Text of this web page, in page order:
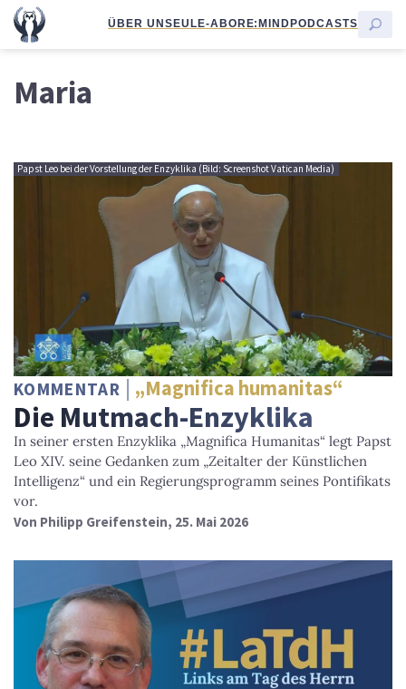
ÜBER UNSEULE-ABORE:MINDPODCASTS
Maria
Papst Leo bei der Vorstellung der Enzyklika (Bild: Screenshot Vatican Media)
KOMMENTAR „Magnifica humanitas“
Die Mutmach-Enzyklika
In seiner ersten Enzyklika „Magnifica Humanitas“ legt Papst
Leo XIV. seine Gedanken zum „Zeitalter der Künstlichen
Intelligenz“ und ein Regierungsprogramm seines Pontifikats
vor.
Von Philipp Greifenstein, 25. Mai 2026